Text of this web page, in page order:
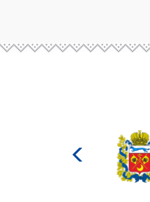
Министерство
культуры
Российской
федерации